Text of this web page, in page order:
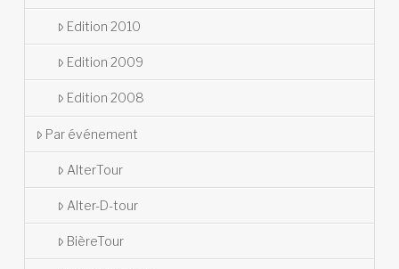
Edition 2010
Edition 2009
Edition 2008
Par événement
AlterTour
Alter-D-tour
BièreTour